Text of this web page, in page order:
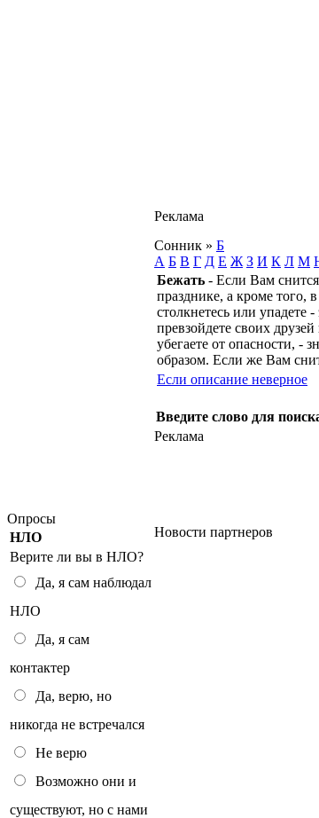
Опросы
НЛО
Верите ли вы в НЛО?
Да, я сам наблюдал
НЛО
Да, я сам
контактер
Да, верю, но
никогда не встречался
Не верю
Возможно они и
существуют, но с нами
Реклама
Сонник » Б
А Б В Г Д Е Ж З И К Л М
Бежать - Если Вам
празднике, а кроме того,
столкнетесь или упадете
превзойдете своих
убегаете от опасности, -
образом. Если же Вам
Если описание неверное
Введите слово для
Реклама
Новости партнеров